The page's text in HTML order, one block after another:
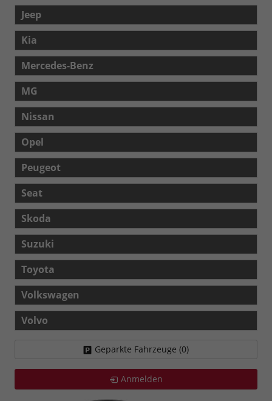
Jeep
Kia
Mercedes-Benz
MG
Nissan
Opel
Peugeot
Seat
Skoda
Suzuki
Toyota
Volkswagen
Volvo
Geparkte Fahrzeuge (0)
Anmelden